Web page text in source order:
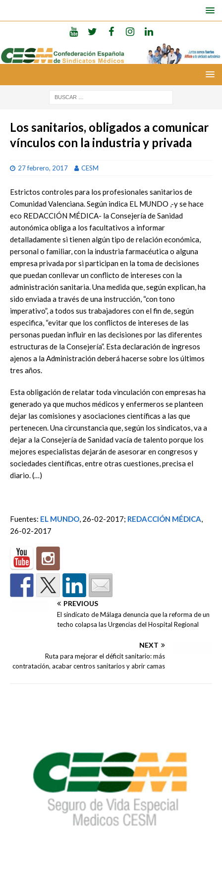
Los sanitarios, obligados a comunicar
vínculos con la industria y privada
27 febrero, 2017 CESM
Estrictos controles para los profesionales sanitarios de
Comunidad Valenciana. Según indica EL MUNDO ,-y se hace
eco REDACCIÓN MÉDICA- la Consejería de Sanidad
autonómica obliga a los facultativos a informar
detalladamente si tienen algún tipo de relación económica,
personal o familiar, con la industria farmacéutica o alguna
empresa privada por si participan en la toma de decisiones
que puedan conllevar un conflicto de intereses con la
administración sanitaria. Una medida que, según explican, ha
sido enviada a través de una instrucción, “con tono
imperativo”, a todos sus trabajadores con el fin de, según
especifica, “evitar que los conflictos de intereses de las
personas puedan influir en las decisiones por las diferentes
estructuras de la Consejería”. Esta declaración de ingresos
ajenos a la Administración deberá hacerse sobre los últimos
tres años.
Esta obligación de relatar toda vinculación con empresas ha
generado ya que muchos médicos y enfermeros se planteen
dejar las comisiones y asociaciones científicas a las que
pertenecen. Una circunstancia que, según los sindicatos, va a
dejar a la Consejería de Sanidad vacía de talento porque los
mejores especialistas dejarán de asesorar en congresos y
sociedades científicas, entre otras cuestiones, precisa el
diario. (…)
Fuentes: EL MUNDO, 26-02-2017; REDACCIÓN MÉDICA,
26-02-2017
PREVIOUS
El sindicato de Málaga denuncia que la reforma de un
techo colapsa las Urgencias del Hospital Regional
NEXT
Ruta para mejorar el déficit sanitario: más
contratación, acabar centros sanitarios y abrir camas